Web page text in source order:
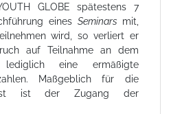
GLOBE spätestens 7
eines Seminars mit,
wird, so verliert er
auf Teilnahme an dem
eine ermäßigte
Maßgeblich für die
ist der Zugang der